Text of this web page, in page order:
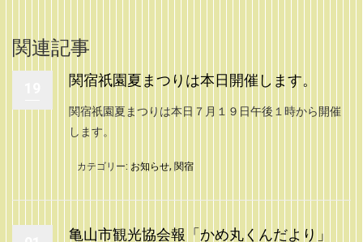
関連記事
関宿祇園夏まつりは本日開催します。
関宿祇園夏まつりは本日７月１９日午後１時から開催
します。
カテゴリー: お知らせ, 関宿
亀山市観光協会報「かめ丸くんだより」